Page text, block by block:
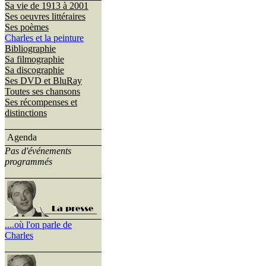
Sa vie de 1913 à 2001
Ses oeuvres littéraires
Ses poèmes
Charles et la peinture
Bibliographie
Sa filmographie
Sa discographie
Ses DVD et BluRay
Toutes ses chansons
Ses récompenses et
distinctions
Agenda
Pas d'événements
programmés
....où l'on parle de
Charles